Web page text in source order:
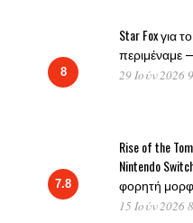
8
Star Fox για
περιμέναμε
29 Ιούν 2026
7.8
Rise of the
Nintendo
φορητή
15 Ιούν 2026